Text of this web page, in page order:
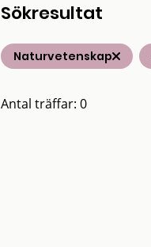
Sökresultat
Naturvetenskap
Antal träffar: 0